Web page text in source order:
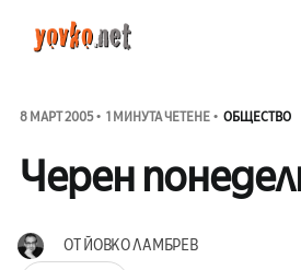
8 МАРТ 2005 1 МИНУТА ЧЕТЕНЕ ОБЩЕСТВО
Черен
ОТЙОВКО ЛАМБРЕВ